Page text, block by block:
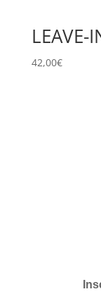
LEAVE-
42,00€